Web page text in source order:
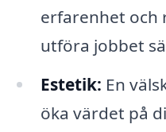
erfarenhet
utföra jobbet
Estetik: En
öka värdet på